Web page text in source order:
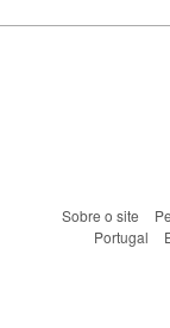
Sobre o site
Portugal